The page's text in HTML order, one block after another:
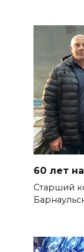
60 лет
Старший